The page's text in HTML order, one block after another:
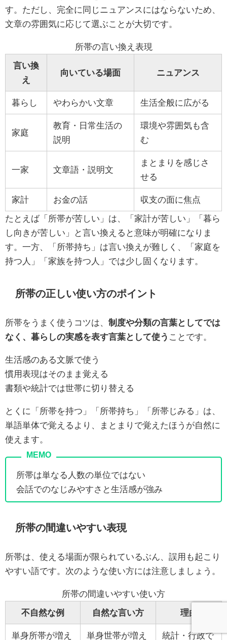
す。ただし、完全に同じニュアンスにはならないため、
文章の雰囲気に応じて選ぶことが大切です。
所帯の言い換え表現
言い換
え
向いている場面 ニュアンス
暮らし やわらかい文章 生活全般に広がる
家庭
教育・日常生活の
説明
環境や雰囲気も含
む
一家 文章語・説明文
まとまりを感じさ
せる
家計 お金の話 収支の面に焦点
たとえば「所帯が苦しい」は、「家計が苦しい」「暮ら
し向きが苦しい」と言い換えると意味が明確になりま
す。一方、「所帯持ち」は言い換えが難しく、「家庭を
持つ人」「家族を持つ人」では少し固くなります。
所帯の正しい使い方のポイント
所帯をうまく使うコツは、 制度や分類の言葉としてでは
なく、暮らしの実感を表す言葉として使う ことです。
生活感のある文脈で使う
慣用表現はそのまま覚える
書類や統計では世帯に切り替える
とくに「所帯を持つ」「所帯持ち」「所帯じみる」は、
単語単体で覚えるより、まとまりで覚えたほうが自然に
使えます。
所帯は単なる人数の単位ではない
会話でのなじみやすさと生活感が強み
所帯の間違いやすい表現
所帯は、使える場面が限られているぶん、誤用も起こり
やすい語です。次のような使い方には注意しましょう。
所帯の間違いやすい使い方
不自然な例 自然な言い方 理由
単身所帯が増え 単身世帯が増え 統計・行政で